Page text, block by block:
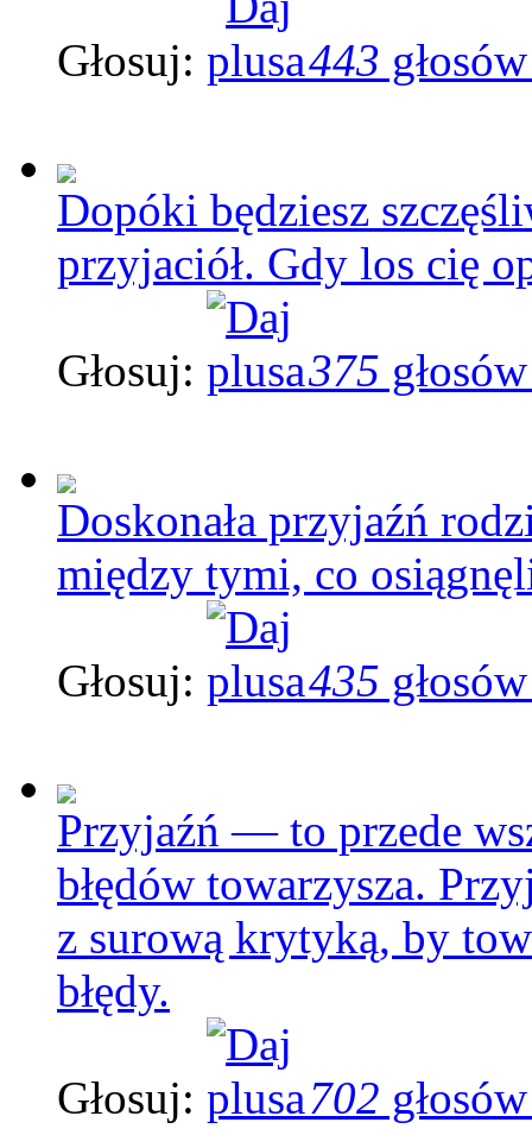
Głosuj: 443
Dopóki będziesz
przyjaciół. Gdy los cię
Głosuj: 375
Doskonała przyjaźń
między tymi, co
Głosuj: 435
Przyjaźń — to przede
błędów towarzysza.
z surową krytyką, by
błędy.
Głosuj: 702